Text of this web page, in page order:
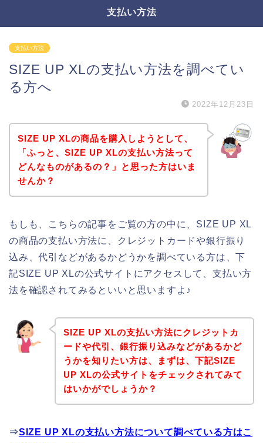
支払い方法
支払い方法
SIZE UP XLの支払い方法を調べてい
る方へ
2022年12月23日
SIZE UP XLの商品を購入しようとして、
「ふっと、SIZE UP XLの支払い方法って
どんなものがあるの？」と思った方はいま
せんか？
もしも、こちらの記事をご覧の方の中に、SIZE UP XL
の商品の支払い方法に、クレジットカードや銀行振り
込み、代引などがあるかどうかを調べている方は、下
記SIZE UP XLの公式サイトにアクセスして、支払い方
法を確認されてみるといいと思いますよ♪
SIZE UP XLの支払い方法にクレジットカ
ードや代引、銀行振り込みなどがあるかど
うかを知りたい方は、まずは、下記SIZE
UP XLの公式サイトをチェックされてみて
はいかがでしょうか？
⇒SIZE UP XLの支払い方法について調べている方はこ